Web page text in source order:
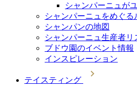
シャンパーニュが
シャンパーニュをめぐる
シャンパンの地図
シャンパーニュ生産者リ
ブドウ園のイベント情報
インスピレーション
テイスティング